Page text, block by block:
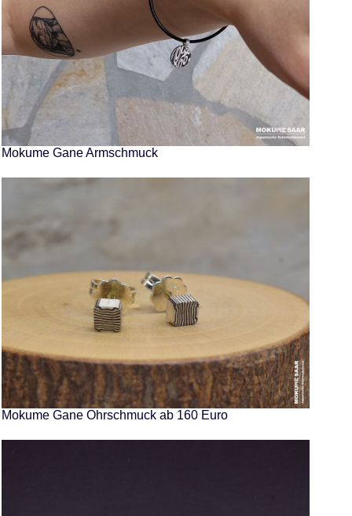
Mokume Gane Armschmuck
Mokume Gane Ohrschmuck ab 160 Euro